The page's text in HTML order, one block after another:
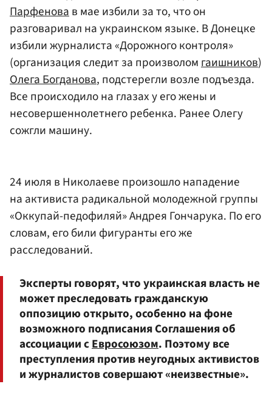
Парфенова в мае избили за то, что он
разговаривал на украинском языке. В Донецке
избили журналиста «Дорожного контроля»
(организация следит за произволом гаишников)
Олега Богданова, подстерегли возле подъезда.
Все происходило на глазах у его жены и
несовершеннолетнего ребенка. Ранее Олегу
сожгли машину.
24 июля в Николаеве произошло нападение
на активиста радикальной молодежной группы
«Оккупай-педофиляй» Андрея Гончарука. По его
словам, его били фигуранты его же
расследований.
Эксперты говорят, что украинская власть не
может преследовать гражданскую
оппозицию открыто, особенно на фоне
возможного подписания Соглашения об
ассоциации сЕвросоюзом. Поэтому все
преступления против неугодных активистов
и журналистов совершают «неизвестные».